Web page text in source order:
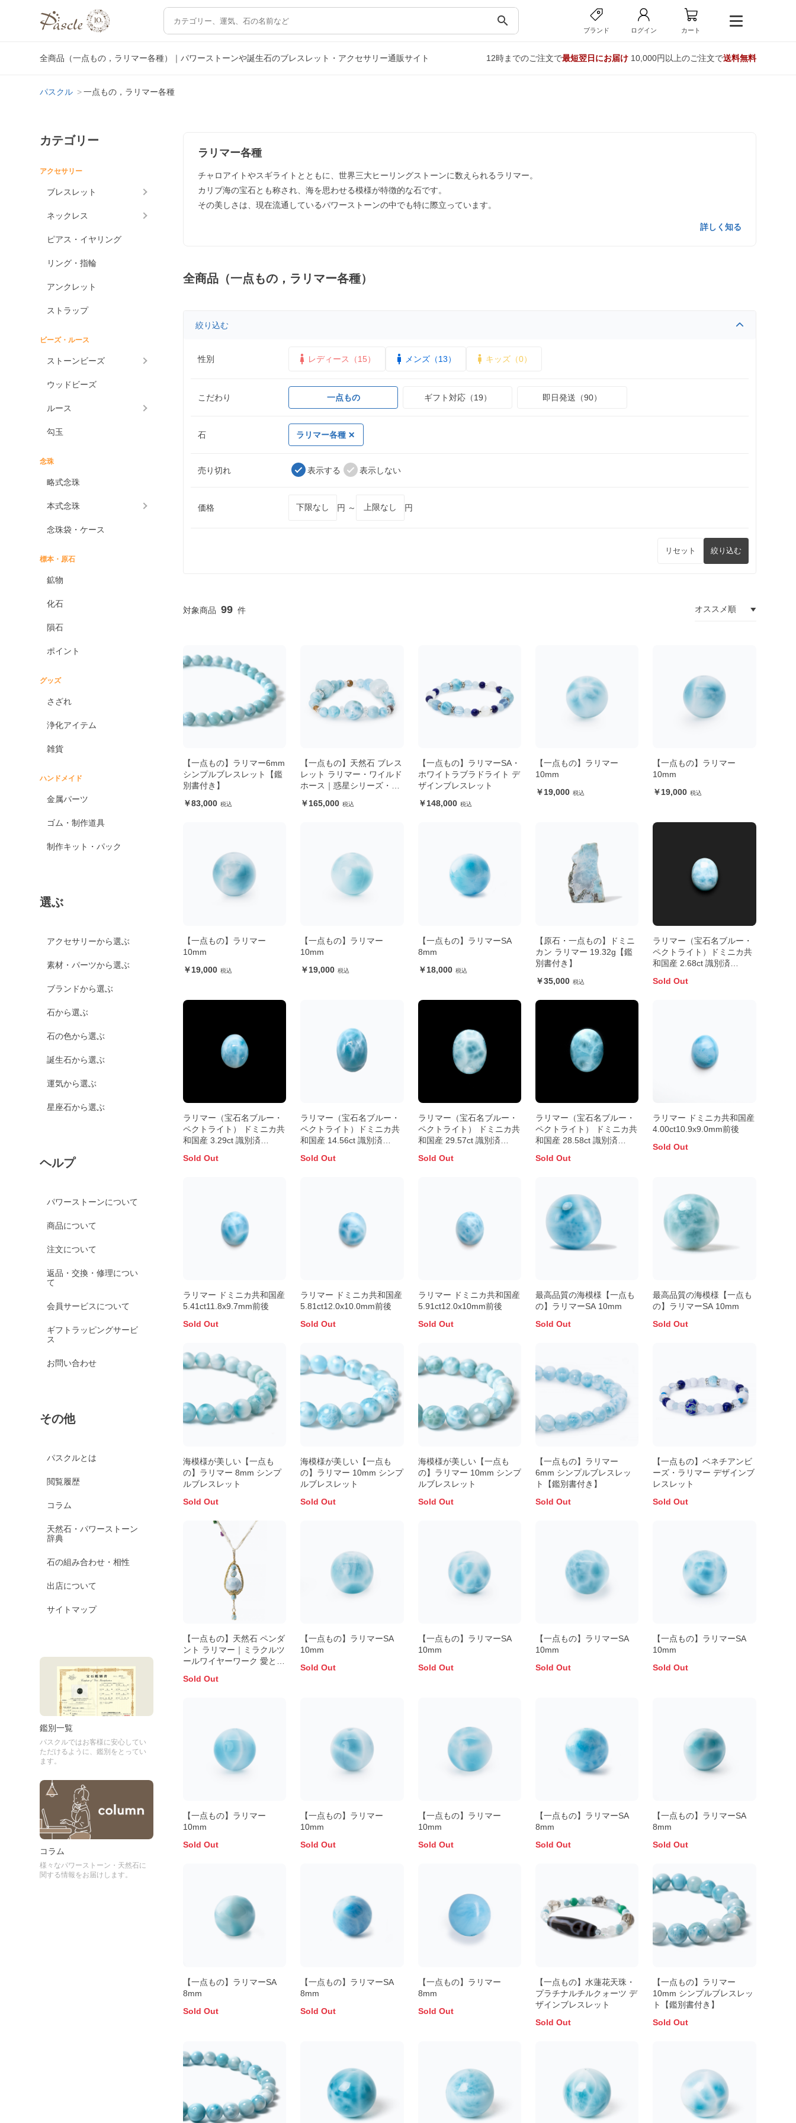
search
ブランド ログイン カート
全商品（一点もの，ラリマー各種）｜パワーストーンや誕生石のブレスレット・アクセサリー通販サイト 12時までのご注文で最短翌日にお届け10,000円以上のご注文で送料無料
パスクル 一点もの，ラリマー各種
カテゴリー
アクセサリー
ブレスレット
ネックレス
ピアス・イヤリング
リング・指輪
アンクレット
ストラップ
ビーズ・ルース
ストーンビーズ
ウッドビーズ
ルース
勾玉
念珠
略式念珠
本式念珠
念珠袋・ケース
標本・原石
鉱物
化石
隕石
ポイント
グッズ
さざれ
浄化アイテム
雑貨
ハンドメイド
金属パーツ
ゴム・制作道具
制作キット・パック
選ぶ
アクセサリーから選ぶ
素材・パーツから選ぶ
ブランドから選ぶ
石から選ぶ
石の色から選ぶ
誕生石から選ぶ
運気から選ぶ
星座石から選ぶ
ヘルプ
パワーストーンについて
商品について
注文について
返品・交換・修理につい
て
会員サービスについて
ギフトラッピングサービ
ス
お問い合わせ
その他
パスクルとは
閲覧履歴
コラム
天然石・パワーストーン
辞典
石の組み合わせ・相性
出店について
サイトマップ
鑑別一覧
パスクルではお客様に安心してい
ただけるように、鑑別をとってい
ます。
コラム
様々なパワーストーン・天然石に
関する情報をお届けします。
ラリマー各種
チャロアイトやスギライトとともに、世界三大ヒーリングストーンに数えられるラリマー。
カリブ海の宝石とも称され、海を思わせる模様が特徴的な石です。
その美しさは、現在流通しているパワーストーンの中でも特に際立っています。
詳しく知る
全商品（一点もの，ラリマー各種）
絞り込む
性別 レディース（15） メンズ（13） キッズ（0）
こだわり 一点もの ギフト対応（19） 即日発送（90）
石 ラリマー各種
売り切れ 表示する 表示しない
価格 円 ～ 円
リセット 絞り込む
99
【一点もの】ラリマー6mm
シンプルブレスレット【鑑
別書付き】
83,000
【一点もの】天然石 ブレス
レット ラリマー・ワイルド
ホース｜惑星シリーズ・地
165,000
【一点もの】ラリマーSA・
ホワイトラブラドライト デ
ザインブレスレット
148,000
【一点もの】ラリマー
10mm
19,000
【一点もの】ラリマー
10mm
19,000
【一点もの】ラリマー
10mm
19,000
【一点もの】ラリマー
10mm
19,000
【一点もの】ラリマーSA
8mm
18,000
【原石・一点もの】ドミニ
カン ラリマー 19.32g【鑑
別書付き】
35,000
ラリマー（宝石名ブルー・
ペクトライト）ドミニカ共
和国産 2.68ct 識別済
Sold Out
ラリマー（宝石名ブルー・
ペクトライト） ドミニカ共
和国産 3.29ct 識別済
Sold Out
ラリマー（宝石名ブルー・
ペクトライト）ドミニカ共
和国産 14.56ct 識別済
Sold Out
ラリマー（宝石名ブルー・
ペクトライト） ドミニカ共
和国産 29.57ct 識別済
Sold Out
ラリマー（宝石名ブルー・
ペクトライト） ドミニカ共
和国産 28.58ct 識別済
Sold Out
ラリマー ドミニカ共和国産
4.00ct10.9x9.0mm前後
Sold Out
ラリマー ドミニカ共和国産
5.41ct11.8x9.7mm前後
Sold Out
ラリマー ドミニカ共和国産
5.81ct12.0x10.0mm前後
Sold Out
ラリマー ドミニカ共和国産
5.91ct12.0x10mm前後
Sold Out
最高品質の海模様【一点も
の】ラリマーSA 10mm
Sold Out
最高品質の海模様【一点も
の】ラリマーSA 10mm
Sold Out
海模様が美しい【一点も
の】ラリマー 8mm シンプ
ルブレスレット
Sold Out
海模様が美しい【一点も
の】ラリマー 10mm シンプ
ルブレスレット
Sold Out
海模様が美しい【一点も
の】ラリマー 10mm シンプ
ルブレスレット
Sold Out
【一点もの】ラリマー
6mm シンプルブレスレッ
ト【鑑別書付き】
Sold Out
【一点もの】ベネチアンビ
ーズ・ラリマー デザインブ
レスレット
Sold Out
【一点もの】天然石 ペンダ
ント ラリマー｜ミラクルツ
ールワイヤーワーク 愛と平
Sold Out
【一点もの】ラリマーSA
10mm
Sold Out
【一点もの】ラリマーSA
10mm
Sold Out
【一点もの】ラリマーSA
10mm
Sold Out
【一点もの】ラリマーSA
10mm
Sold Out
【一点もの】ラリマー
10mm
Sold Out
【一点もの】ラリマー
10mm
Sold Out
【一点もの】ラリマー
10mm
Sold Out
【一点もの】ラリマーSA
8mm
Sold Out
【一点もの】ラリマーSA
8mm
Sold Out
【一点もの】ラリマーSA
8mm
Sold Out
【一点もの】ラリマーSA
8mm
Sold Out
【一点もの】ラリマー
8mm
Sold Out
【一点もの】水蓮花天珠・
プラチナルチルクォーツ デ
ザインブレスレット
Sold Out
【一点もの】ラリマー
10mm シンプルブレスレッ
ト【鑑別書付き】
Sold Out